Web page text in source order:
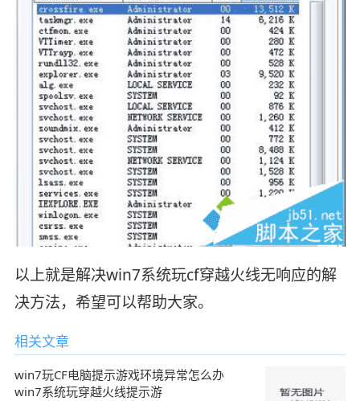
以上就是解决win7系统玩cf穿越火线无响应的解
决方法，希望可以帮助大家。
相关文章
win7玩CF电脑提示游戏环境异常怎么办
win7系统玩穿越火线提示游